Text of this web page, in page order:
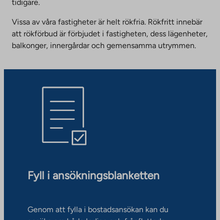
tidigare.
Vissa av våra fastigheter är helt rökfria. Rökfritt innebär
att rökförbud är förbjudet i fastigheten, dess lägenheter,
balkonger, innergårdar och gemensamma utrymmen.
Fyll i ansökningsblanketten
Genom att fylla i bostadsansökan kan du